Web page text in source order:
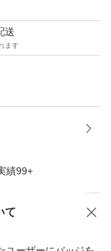
送
ます
績99+
て
商品への質問